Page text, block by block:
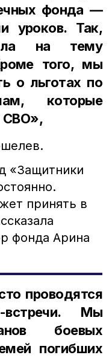
фонда —
уроков. Так,
на тему
того, мы
о льготах по
которые
СВО»,
«Защитники
принять в
фонда Арина
проводятся
Мы
боевых
погибших